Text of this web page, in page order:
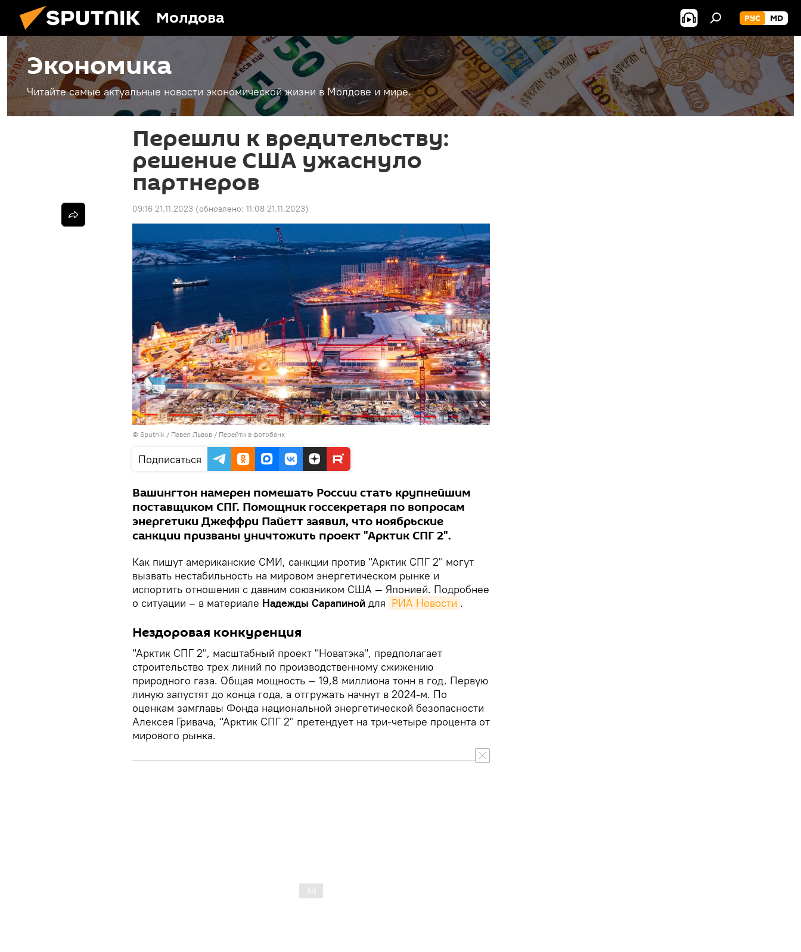
Молдова РУС MD
Экономика
Читайте самые актуальные новости экономической жизни в Молдове и мире.
Перешли к вредительству:
решение США ужаснуло
партнеров
09:16 21.11.2023 (обновлено: 11:08 21.11.2023)
© Sputnik / Павел Львов / Перейти в фотобанк
Подписаться
Вашингтон намерен помешать России стать крупнейшим
поставщиком СПГ. Помощник госсекретаря по вопросам
энергетики Джеффри Пайетт заявил, что ноябрьские
санкции призваны уничтожить проект "Арктик СПГ 2".
Как пишут американские СМИ, санкции против "Арктик СПГ 2" могут
вызвать нестабильность на мировом энергетическом рынке и
испортить отношения с давним союзником США — Японией. Подробнее
о ситуации – в материале Надежды Сарапиной для РИА Новости .
Нездоровая конкуренция
"Арктик СПГ 2", масштабный проект "Новатэка", предполагает
строительство трех линий по производственному сжижению
природного газа. Общая мощность — 19,8 миллиона тонн в год. Первую
линую запустят до конца года, а отгружать начнут в 2024-м. По
оценкам замглавы Фонда национальной энергетической безопасности
Алексея Гривача, "Арктик СПГ 2" претендует на три-четыре процента от
мирового рынка.